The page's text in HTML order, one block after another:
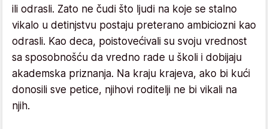
ili odrasli. Zato ne čudi što ljudi na koje se stalno
vikalo u detinjstvu postaju preterano ambiciozni kao
odrasli. Kao deca, poistovećivali su svoju vrednost
sa sposobnošću da vredno rade u školi i dobijaju
akademska priznanja. Na kraju krajeva, ako bi kući
donosili sve petice, njihovi roditelji ne bi vikali na
njih.